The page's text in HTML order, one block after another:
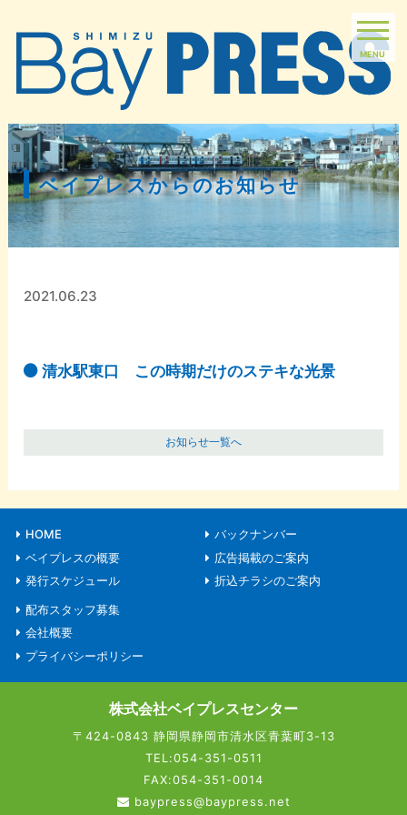
MENU
ベイプレスからのお知らせ
2021.06.23
清水駅東口 この時期だけのステキな光景
お知らせ一覧へ
HOME
ベイプレスの概要
発行スケジュール
バックナンバー
広告掲載のご案内
折込チラシのご案内
配布スタッフ募集
会社概要
プライバシーポリシー
株式会社ベイプレスセンター
〒424-0843 静岡県静岡市清水区青葉町3-13
TEL:054-351-0511
FAX:054-351-0014
baypress@baypress.net